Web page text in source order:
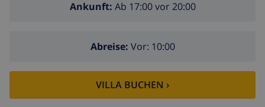
Ankunft: Ab 17:00 vor 20:00
Abreise: Vor: 10:00
VILLA BUCHEN ›